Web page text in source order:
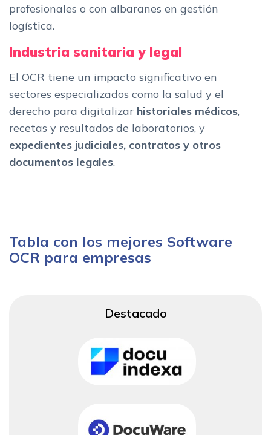
profesionales o con albaranes en gestión
logística.
Industria sanitaria y legal
El OCR tiene un impacto significativo en
sectores especializados como la salud y el
derecho para digitalizar historiales médicos,
recetas y resultados de laboratorios, y
expedientes judiciales, contratos y otros
documentos legales.
Tabla con los mejores Software
OCR para empresas
Destacado